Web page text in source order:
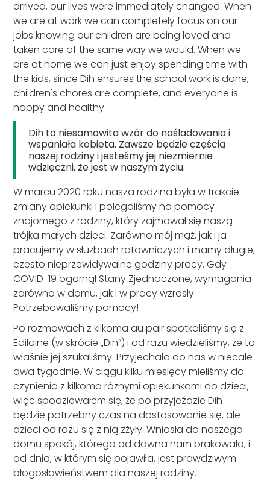
arrived, our lives were immediately changed. When
we are at work we can completely focus on our
jobs knowing our children are being loved and
taken care of the same way we would. When we
are at home we can just enjoy spending time with
the kids, since Dih ensures the school work is done,
children's chores are complete, and everyone is
happy and healthy.
Dih to niesamowita wzór do naśladowania i
wspaniała kobieta. Zawsze będzie częścią
naszej rodziny i jesteśmy jej niezmiernie
wdzięczni, że jest w naszym życiu.
W marcu 2020 roku nasza rodzina była w trakcie
zmiany opiekunki i polegaliśmy na pomocy
znajomego z rodziny, który zajmował się naszą
trójką małych dzieci. Zarówno mój mąż, jak i ja
pracujemy w służbach ratowniczych i mamy długie,
często nieprzewidywalne godziny pracy. Gdy
COVID-19 ogarnął Stany Zjednoczone, wymagania
zarówno w domu, jak i w pracy wzrosły.
Potrzebowaliśmy pomocy!
Po rozmowach z kilkoma au pair spotkaliśmy się z
Edilaine (w skrócie „Dih”) i od razu wiedzieliśmy, że to
właśnie jej szukaliśmy. Przyjechała do nas w niecałe
dwa tygodnie. W ciągu kilku miesięcy mieliśmy do
czynienia z kilkoma różnymi opiekunkami do dzieci,
więc spodziewałem się, że po przyjeździe Dih
będzie potrzebny czas na dostosowanie się, ale
dzieci od razu się z nią zżyły. Wniosła do naszego
domu spokój, którego od dawna nam brakowało, i
od dnia, w którym się pojawiła, jest prawdziwym
błogosławieństwem dla naszej rodziny.